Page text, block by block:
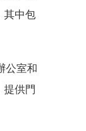
其中包
公室和
提供門